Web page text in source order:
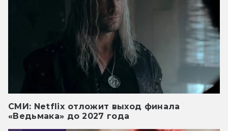
СМИ: Netflix отложит выход финала
«Ведьмака» до 2027 года